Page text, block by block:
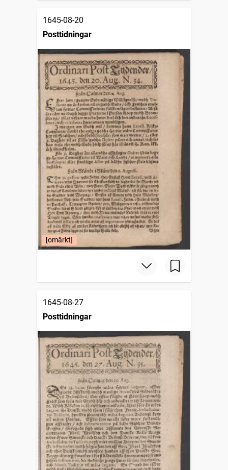
1645-08-20
Posttidningar
[omärkt]
1645-08-27
Posttidningar